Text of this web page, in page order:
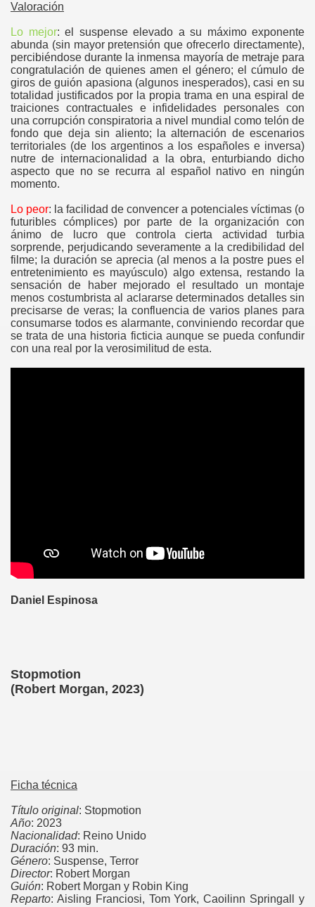
Valoración
Lo mejor: el suspense elevado a su máximo exponente
abunda (sin mayor pretensión que ofrecerlo directamente),
percibiéndose durante la inmensa mayoría de metraje para
congratulación de quienes amen el género; el cúmulo de
giros de guión apasiona (algunos inesperados), casi en su
totalidad justificados por la propia trama en una espiral de
traiciones contractuales e infidelidades personales con
una corrupción conspiratoria a nivel mundial como telón de
fondo que deja sin aliento; la alternación de escenarios
territoriales (de los argentinos a los españoles e inversa)
nutre de internacionalidad a la obra, enturbiando dicho
aspecto que no se recurra al español nativo en ningún
momento.
Lo peor: la facilidad de convencer a potenciales víctimas (o
futuribles cómplices) por parte de la organización con
ánimo de lucro que controla cierta actividad turbia
sorprende, perjudicando severamente a la credibilidad del
filme; la duración se aprecia (al menos a la postre pues el
entretenimiento es mayúsculo) algo extensa, restando la
sensación de haber mejorado el resultado un montaje
menos costumbrista al aclararse determinados detalles sin
precisarse de veras; la confluencia de varios planes para
consumarse todos es alarmante, conviniendo recordar que
se trata de una historia ficticia aunque se pueda confundir
con una real por la verosimilitud de esta.
Daniel Espinosa
Stopmotion
(Robert Morgan, 2023)
Ficha técnica
Título original: Stopmotion
Año: 2023
Nacionalidad: Reino Unido
Duración: 93 min.
Género: Suspense, Terror
Director: Robert Morgan
Guión: Robert Morgan y Robin King
Reparto: Aisling Franciosi, Tom York, Caoilinn Springall y